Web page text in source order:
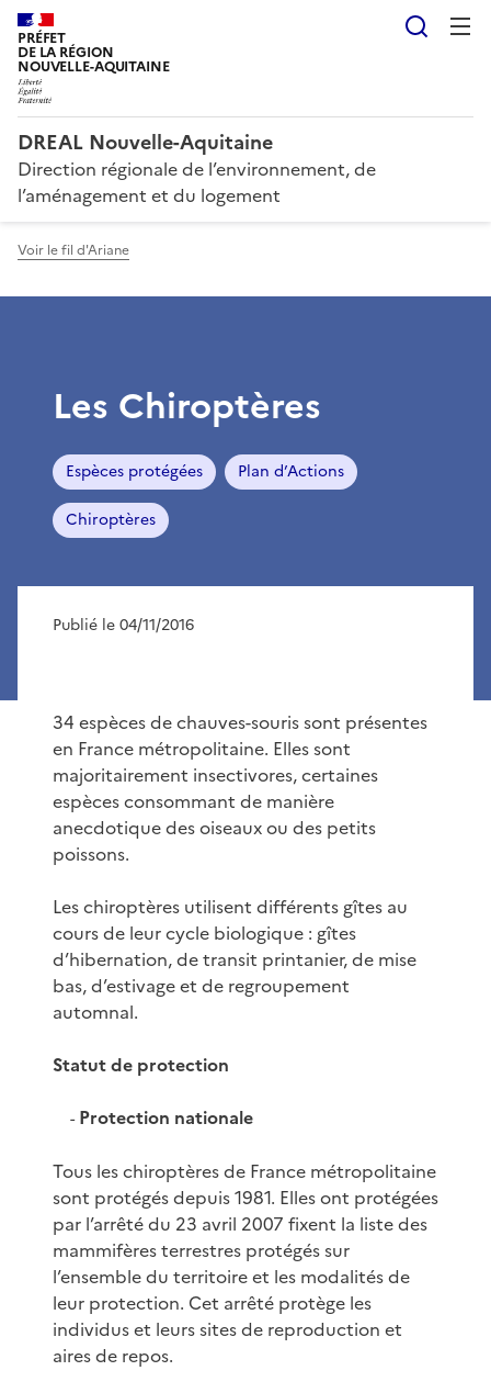
PRÉFET
DE LA RÉGION
NOUVELLE-AQUITAINE
DREAL Nouvelle-Aquitaine
Direction régionale de l’environnement, de
l’aménagement et du logement
Voir le fil d'Ariane
Les Chiroptères
Espèces protégées Plan d’Actions
Chiroptères
Publié le 04/11/2016
34 espèces de chauves-souris sont présentes
en France métropolitaine. Elles sont
majoritairement insectivores, certaines
espèces consommant de manière
anecdotique des oiseaux ou des petits
poissons.
Les chiroptères utilisent différents gîtes au
cours de leur cycle biologique : gîtes
d’hibernation, de transit printanier, de mise
bas, d’estivage et de regroupement
automnal.
Statut de protection
- Protection nationale
Tous les chiroptères de France métropolitaine
sont protégés depuis 1981. Elles ont protégées
par l’arrêté du 23 avril 2007 fixent la liste des
mammifères terrestres protégés sur
l’ensemble du territoire et les modalités de
leur protection. Cet arrêté protège les
individus et leurs sites de reproduction et
aires de repos.